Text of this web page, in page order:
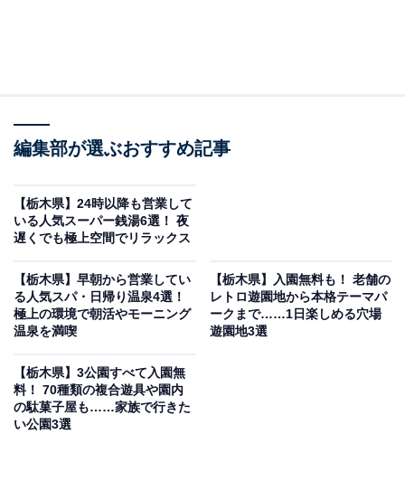
「さがみ湖温泉 うるり」公式Webサイトより
相模湖の豊かな自然に囲まれた施設で、開放感抜群の
「源泉岩風呂」と高濃度炭酸泉が人気です。30分おきに
り、五右衛門風呂からの木々の絶景も魅力。隣接する
「PICAさがみ湖」での宿泊キャンプとあわせた利用も可
能で、平日950円で利用できます。
編集部が選ぶおすすめ記事
【栃木県】24時以降も営業して
いる人気スーパー銭湯6選！ 夜
遅くでも極上空間でリラックス
【栃木県】早朝から営業してい
る人気スパ・日帰り温泉4選！
極上の環境で朝活やモーニング
温泉を満喫
【栃木県】入園無料も！ 老舗の
レトロ遊園地から本格テーマパ
ークまで……1日楽しめる穴場
遊園地3選
【栃木県】3公園すべて入園無
料！ 70種類の複合遊具や園内
の駄菓子屋も……家族で行きた
い公園3選